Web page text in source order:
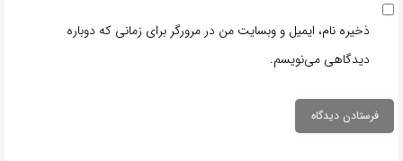
ذخیره نام، ایمیل و وبسایت من در مرورگر برای زمانی که دوباره
دیدگاهی می‌نویسم.